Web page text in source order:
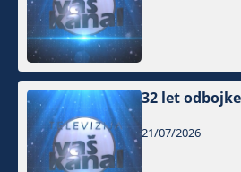
32 let
21/07/2026